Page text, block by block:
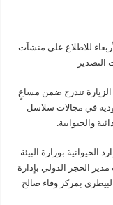
للاطلاع على منشآت
التصدير
الزيارة تندرج ضمن مساعٍ
في مجالات سلاسل
والحيوانية.
الحيوانية بوزارة البيئة
الحجر الدولي بإدارة
بمركز وقاء صالح